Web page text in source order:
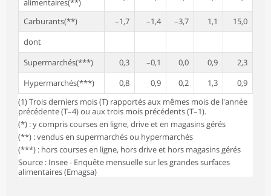
alimentaires(**)
Carburants(**) –1,7 –1,4 –3,7 1,1
15,0
dont
Supermarchés(***)
0,3 –0,1 0,0 0,9
2,3
Hypermarchés(***)
0,8 0,9 0,2 1,3
0,9
(1) Trois derniers mois (T) rapportés aux mêmes mois de l'année
précédente (T–4) ou aux trois mois précédents (T–1).
(*) : y compris courses en ligne, drive et en magasins gérés
(**) : vendus en supermarchés ou hypermarchés
(***) : hors courses en ligne, hors drive et hors magasins gérés
Source : Insee - Enquête mensuelle sur les grandes surfaces
alimentaires (Emagsa)